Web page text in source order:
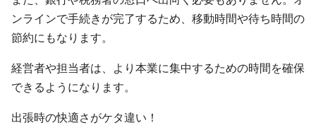
ンラインで手続きが完了するため、移動時間や待ち時間の
節約にもなります。
経営者や担当者は、より本業に集中するための時間を確保
できるようになります。
出張時の快適さがケタ違い！